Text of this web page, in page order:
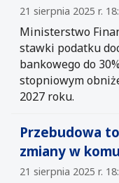
21 sierpnia 2025 r.
Ministerstwo
stawki podatku
bankowego do
stopniowym
2027 roku.
Przebudowa
zmiany w
21 sierpnia 2025 r.